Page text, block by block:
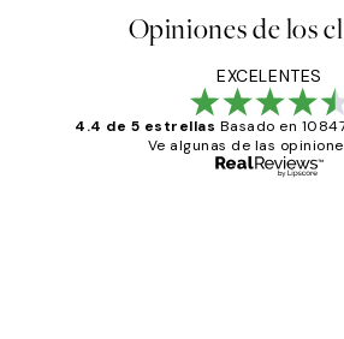
Opiniones de los
EXCELENTES
4.4 de 5 estrellas Basado en
Ve algunas de las